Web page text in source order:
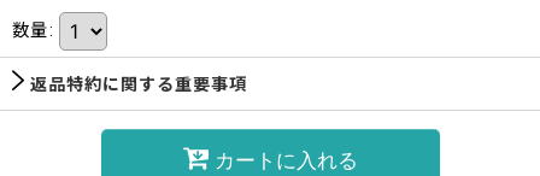
数量:
返品特約に関する重要事項
カートに入れる